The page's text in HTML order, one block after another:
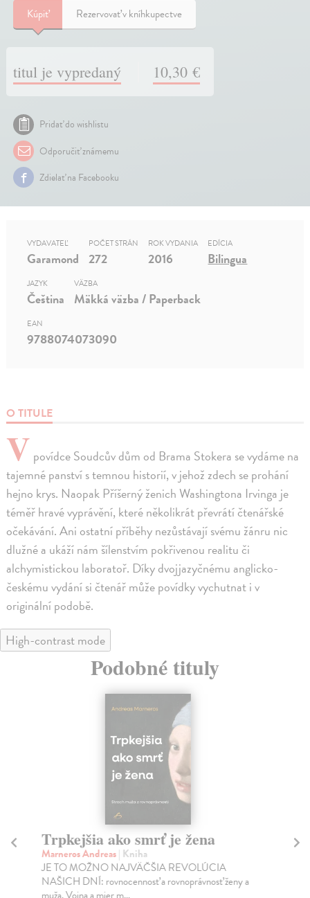
Kúpiť Rezervovať v kníhkupectve
titul je vypredaný 10,30 €
Pridať do wishlistu
Odporučiť známemu
Zdielať na Facebooku
O TITULE
V povídce Soudcův dům od Brama Stokera se vydáme na
tajemné panství s temnou historií, v jehož zdech se prohání
hejno krys. Naopak Příšerný ženich Washingtona Irvinga je
téměř hravé vyprávění, které několikrát převrátí čtenářské
očekávání. Ani ostatní příběhy nezůstávají svému žánru nic
dlužné a ukáží nám šílenstvím pokřivenou realitu či
alchymistickou laboratoř. Díky dvojjazyčnému anglicko-
českému vydání si čtenář může povídky vychutnat i v
originální podobě.
VYDAVATEĽ
Garamond
POČET STRÁN
272
ROK VYDANIA
2016
EDÍCIA
Bilingua
JAZYK
Čeština
VÄZBA
Mäkká väzba / Paperback
EAN
9788074073090
High-contrast mode
Podobné tituly
Trpkejšia ako smrť je žena
Marneros Andreas| Kniha
JE TO MOŽNO NAJVÄČŠIA REVOLÚCIA
NAŠICH DNÍ: rovnocennosť a rovnoprávnosť ženy a